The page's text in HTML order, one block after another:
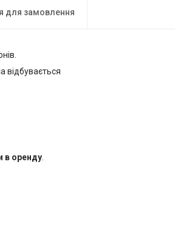
для замовлення
відбувається
в оренду